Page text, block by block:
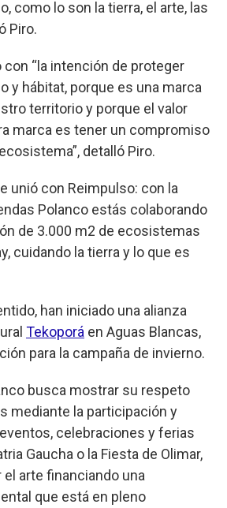
como lo son la tierra, el arte, las
Piro.
con “la intención de proteger
y hábitat, porque es una marca
territorio y porque el valor
marca es tener un compromiso
detalló Piro.
unió con Reimpulso: con la
Polanco estás colaborando
de 3.000 m2 de ecosistemas
cuidando la tierra y lo que es
han iniciado una alianza
Tekoporá en Aguas Blancas,
para la campaña de invierno.
busca mostrar su respeto
mediante la participación y
celebraciones y ferias
Gaucha o la Fiesta de Olimar,
arte financiando una
que está en pleno